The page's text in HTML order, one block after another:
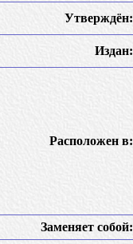
Утверждён:
Издан:
Расположен в:
Заменяет собой: